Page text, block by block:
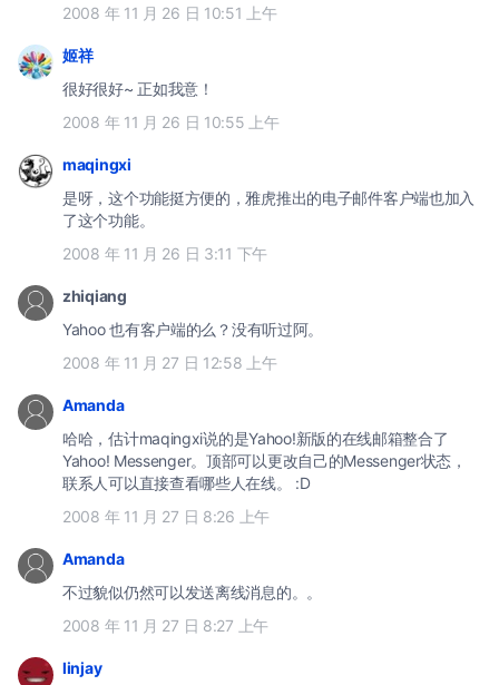
2008 年 11 月 26 日 10:51 上午
姬祥
很好很好~ 正如我意！
2008 年 11 月 26 日 10:55 上午
maqingxi
是呀，这个功能挺方便的，雅虎推出的电子邮件客户端也加入
了这个功能。
2008 年 11 月 26 日 3:11 下午
zhiqiang
Yahoo 也有客户端的么？没有听过阿。
2008 年 11 月 27 日 12:58 上午
Amanda
哈哈，估计maqingxi说的是Yahoo!新版的在线邮箱整合了
Yahoo! Messenger。顶部可以更改自己的Messenger状态，
联系人可以直接查看哪些人在线。 :D
2008 年 11 月 27 日 8:26 上午
Amanda
不过貌似仍然可以发送离线消息的。。
2008 年 11 月 27 日 8:27 上午
linjay